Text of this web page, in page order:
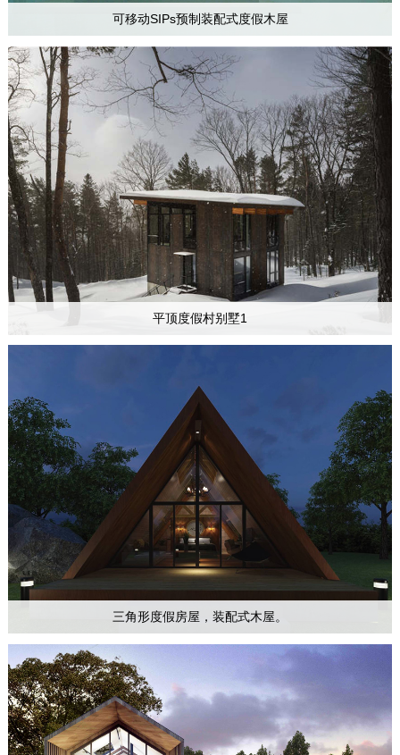
可移动SIPs预制装配式度假木屋
平顶度假村别墅1
三角形度假房屋，装配式木屋。